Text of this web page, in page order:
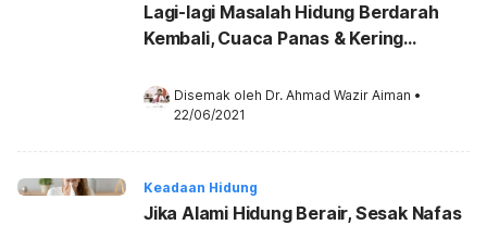
Lagi-lagi Masalah Hidung Berdarah
Kembali, Cuaca Panas & Kering
Disemak oleh Dr. Ahmad Wazir Aiman •
22/06/2021
Keadaan Hidung
Jika Alami Hidung Berair, Sesak Nafas